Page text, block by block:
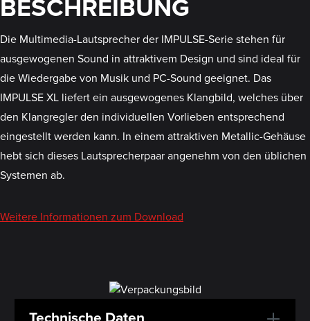
Die Multimedia-Lautsprecher der IMPULSE-Serie stehen für
ausgewogenen Sound in attraktivem Design und sind ideal für
die Wiedergabe von Musik und PC-Sound geeignet. Das
IMPULSE XL liefert ein ausgewogenes Klangbild, welches über
den Klangregler den individuellen Vorlieben entsprechend
eingestellt werden kann. In einem attraktiven Metallic-Gehäuse
hebt sich dieses Lautsprecherpaar angenehm von den üblichen
Systemen ab.
Weitere Informationen zum Download